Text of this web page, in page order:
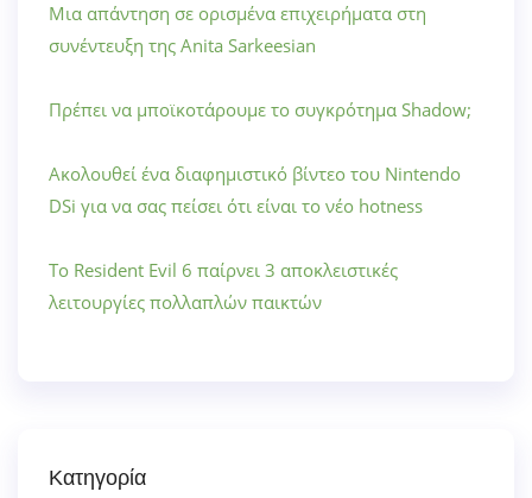
Μια απάντηση σε ορισμένα επιχειρήματα στη
συνέντευξη της Anita Sarkeesian
Πρέπει να μποϊκοτάρουμε το συγκρότημα Shadow;
Ακολουθεί ένα διαφημιστικό βίντεο του Nintendo
DSi για να σας πείσει ότι είναι το νέο hotness
Το Resident Evil 6 παίρνει 3 αποκλειστικές
λειτουργίες πολλαπλών παικτών
Κατηγορία